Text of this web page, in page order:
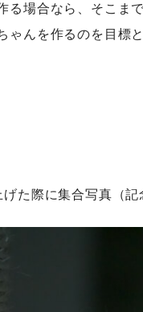
る場合なら、そこま
ゃんを作るのを目標
た際に集合写真（記